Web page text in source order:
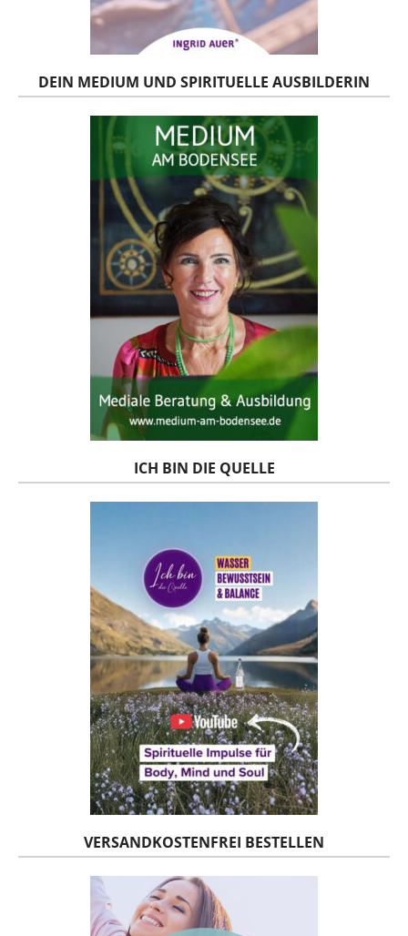
DEIN MEDIUM UND SPIRITUELLE AUSBILDERIN
ICH BIN DIE QUELLE
VERSANDKOSTENFREI BESTELLEN